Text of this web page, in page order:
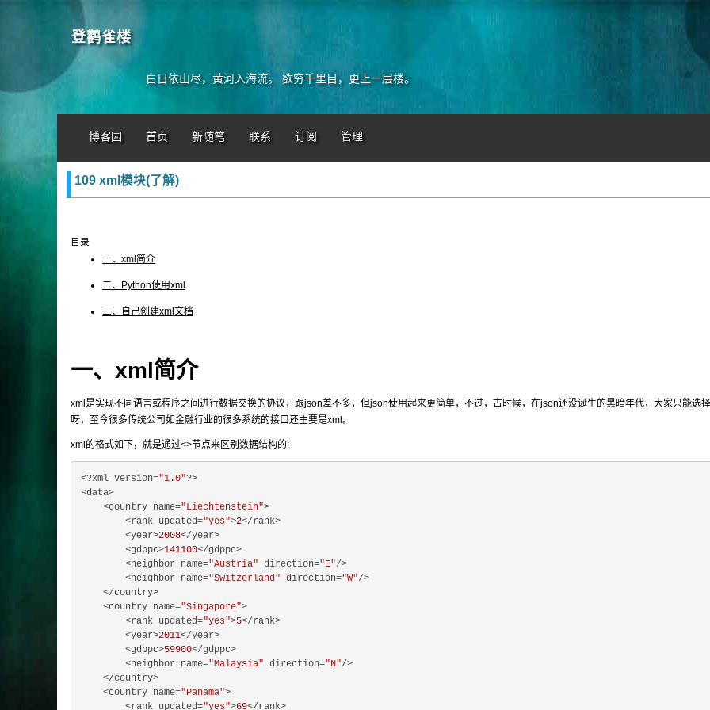
登鹳雀楼
白日依山尽，黄河入海流。 欲穷千里目，更上一层楼。
博客园 首页 新随笔 联系 订阅 管理
109 xml模块(了解)
目录
一、xml简介
二、Python使用xml
三、自己创建xml文档
一、xml简介
xml是实现不同语言或程序之间进行数据交换的协议，跟json差不多，但json使用起来更简单，不过，古时候，在json还没诞生的黑暗年代，大家只能选
呀，至今很多传统公司如金融行业的很多系统的接口还主要是xml。
xml的格式如下，就是通过<>节点来区别数据结构的:
<?xml version="1.0"?>
<data>
    <country name=
"Liechtenstein">
        <rank updated=
"yes">2</rank>
        <year>
2008</year>
        <gdppc>
141100</gdppc>
        <neighbor name=
"Austria" direction="E"/>
        <neighbor name=
"Switzerland" direction="W"/>
    </country>
    <country name=
"Singapore">
        <rank updated=
"yes">5</rank>
        <year>
2011</year>
        <gdppc>
59900</gdppc>
        <neighbor name=
"Malaysia" direction="N"/>
    </country>
    <country name=
"Panama">
        <rank updated=
"yes">69</rank>